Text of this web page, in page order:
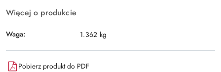
Więcej o produkcie
Waga: 1.362 kg
Pobierz produkt do PDF